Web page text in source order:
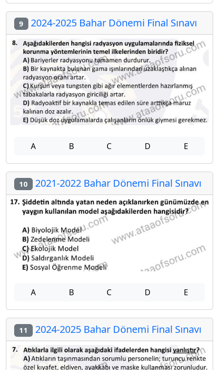
9 2024-2025 Bahar Dönemi Final Sınavı
A B C D E
10 2021-2022 Bahar Dönemi Final Sınavı
A B C D E
11 2024-2025 Bahar Dönemi Final Sınavı